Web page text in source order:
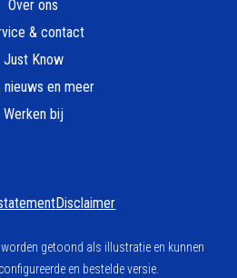
Over ons
& contact
Just Know
nieuws en meer
Werken bij
Disclaimer
getoond als illustratie en kunnen
en bestelde versie.